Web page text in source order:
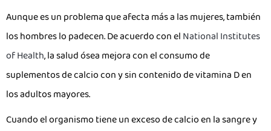
Aunque es un problema que afecta más a las mujeres, también
los hombres lo padecen. De acuerdo con el National Institutes
of Health, la salud ósea mejora con el consumo de
suplementos de calcio con y sin contenido de vitamina D en
los adultos mayores.
Cuando el organismo tiene un exceso de calcio en la sangre y